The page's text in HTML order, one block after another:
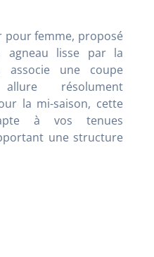
pour femme, proposé
agneau lisse par la
associe une coupe
résolument
la mi-saison, cette
à vos tenues
une structure